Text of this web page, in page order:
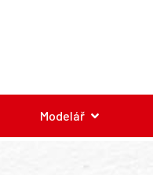
Modelář